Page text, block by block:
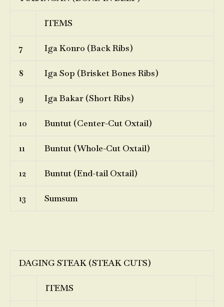
ITEMS
7 Iga Konro (Back Ribs)
8 Iga Sop (Brisket Bones Ribs)
9 Iga Bakar (Short Ribs)
10 Buntut (Center-Cut Oxtail)
11 Buntut (Whole-Cut Oxtail)
12 Buntut (End-tail Oxtail)
13 Sumsum
DAGING STEAK (STEAK CUTS)
ITEMS